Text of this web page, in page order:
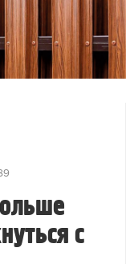
с